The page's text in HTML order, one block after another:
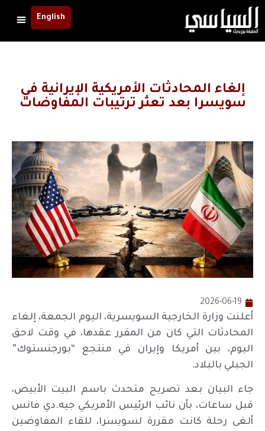
English
إلغاء المحادثات الأمريكية الإيرانية في
سويسرا بعد تعثر ترتيبات المفاوضات
2026-06-19
أعلنت وزارة الخارجية السويسرية، اليوم الجمعة، إلغاء
المحادثات التي كان من المقرر عقدها، في وقت لاحق
اليوم، بين أمريكا وإيران في منتجع “بورجنستوك”
الجبلي بالبلاد.
جاء البيان بعد تصريح متحدث باسم البيت الأبيض،
قبل ساعات، بأن نائب الرئيس الأمريكي جيه.دي فانس
ألغى رحلة كانت مقررة لسويسرا، للقاء المفاوضين